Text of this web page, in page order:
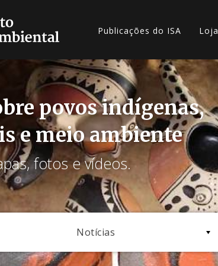
Publicações do ISA Loja
povos indígenas,
e meio ambiente
fotos e vídeos.
Notícias